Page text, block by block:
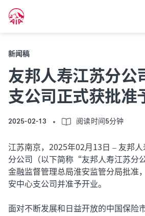
新闻稿
友邦人寿江苏分公
支公司正式获批准
2025-02-13 阅读时间5分钟
江苏南京，2025年02月13日 – 友邦
分公司（以下简称“友邦人寿江苏分
金融监督管理总局淮安监管分局批准
安中心支公司并准予开业。
面对不断发展和日益开放的中国保险